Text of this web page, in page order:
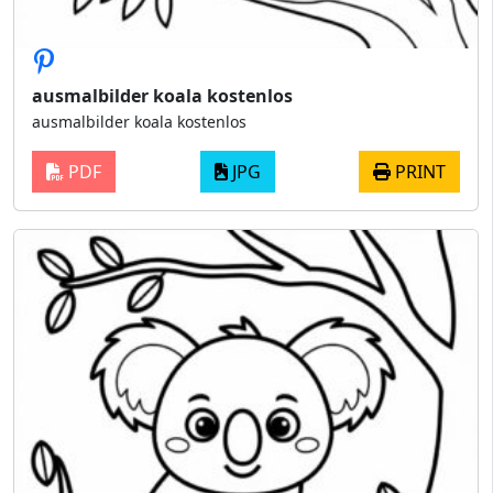
ausmalbilder koala kostenlos
ausmalbilder koala kostenlos
PDF JPG PRINT